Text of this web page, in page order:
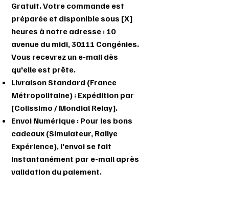
Gratuit. Votre commande est
préparée et disponible sous [X]
heures à notre adresse : 10
avenue du midi, 30111 Congénies.
Vous recevrez un e-mail dès
qu'elle est prête.
Livraison Standard (France
Métropolitaine) : Expédition par
[Colissimo / Mondial Relay].
Envoi Numérique : Pour les bons
cadeaux (Simulateur, Rallye
Expérience), l'envoi se fait
instantanément par e-mail après
validation du paiement.